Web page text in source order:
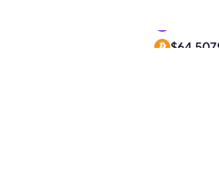
$0.2542